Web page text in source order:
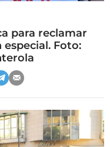
para reclamar
Foto: